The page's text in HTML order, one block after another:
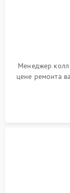
Менеджер
цене ремонта